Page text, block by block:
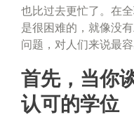
也比过去更忙了。在
是很困难的，就像没
问题，对人们来说最
首先，当你
认可的学位